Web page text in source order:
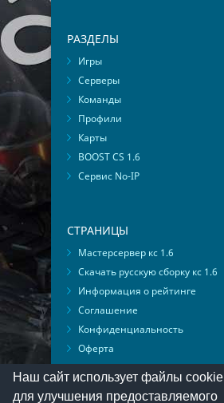
РАЗДЕЛЫ
Игры
Серверы
Команды
Профили
Карты
BOOST CS 1.6
Сервис No-IP
СТРАНИЦЫ
Мастерсервер кс 1.6
Скачать русскую сборку кс 1.6
Информация о рейтинге
Соглашение
Конфиденциальность
Оферта
Мониторинг ВКонтакте
Наш сайт использует файлы cookie
для улучшения предоставляемого